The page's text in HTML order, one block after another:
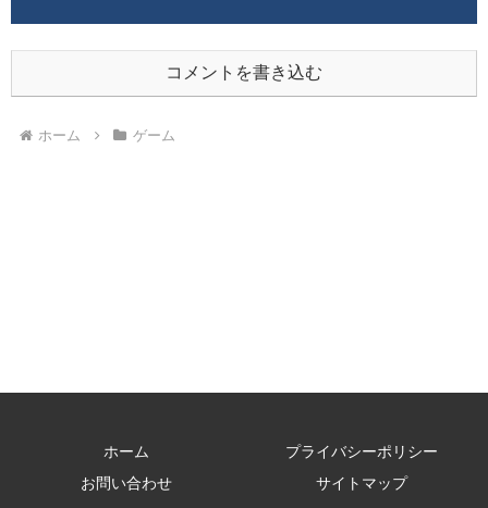
コメントを書き込む
ホーム ゲーム
ホーム
プライバシーポリシー
お問い合わせ
サイトマップ